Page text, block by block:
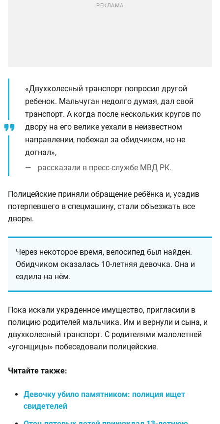
«Двухколесный транспорт попросил другой
ребенок. Мальчуган недолго думая, дал свой
транспорт. А когда после нескольких кругов по
двору на его велике уехали в неизвестном
направлении, побежал за обидчиком, но не
догнал»,
рассказали в пресс-службе МВД РК.
Полицейские приняли обращение ребёнка и, усадив
потерпевшего в спецмашину, стали объезжать все
дворы.
Через некоторое время, велосипед был найден.
Обидчиком оказалась 10-летняя девочка. Она и
ездила на нём.
Пока искали украденное имущество, пригласили в
полицию родителей мальчика. Им и вернули и сына, и
двухколесный транспорт. С родителями малолетней
«угонщицы» побеседовали полицейские.
Читайте также:
Девочку убило памятником: полиция ищет
свидетелей